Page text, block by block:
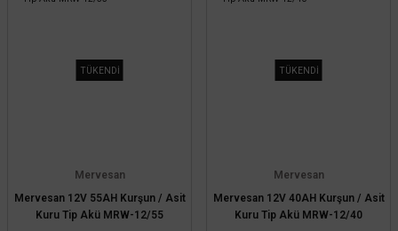
TÜKENDİ
Mervesan
Mervesan 12V 55AH Kurşun / Asit
Kuru Tip Akü MRW-12/55
TÜKENDİ
Mervesan
Mervesan 12V 40AH Kurşun / Asit
Kuru Tip Akü MRW-12/40